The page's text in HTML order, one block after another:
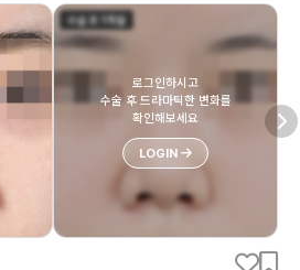
수술 후 1개월
로그인하시고
수술 후 드라마틱한 변화를
확인해보세요
LOGIN